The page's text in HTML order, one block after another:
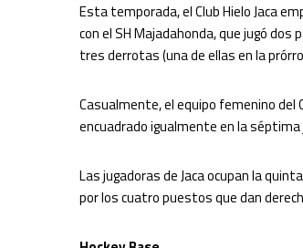
Esta temporada, el Club Hielo Jaca
con el SH Majadahonda, que jugó
tres derrotas (una de ellas en la
Casualmente, el equipo femenino del
encuadrado igualmente en la
Las jugadoras de Jaca ocupan la
por los cuatro puestos que dan